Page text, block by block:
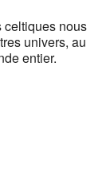
celtiques nous
univers, au
entier.